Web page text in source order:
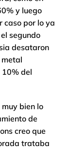
y luego
caso por lo ya
segundo
desataron
metal
10% del
bien lo
de
creo que
trataba